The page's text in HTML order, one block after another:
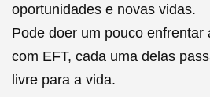
oportunidades e novas vidas.
Pode doer um pouco enfrentar
com EFT, cada uma delas
livre para a vida.